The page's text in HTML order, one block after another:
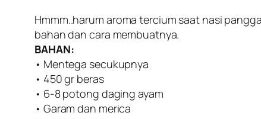
Hmmm..harum aroma tercium saat nasi
bahan dan cara membuatnya.
BAHAN:
• Mentega secukupnya
• 450 gr beras
• 6-8 potong daging ayam
• Garam dan merica